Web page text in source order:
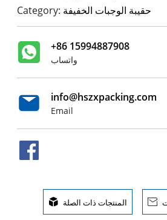
Category: حقيبة الوجبات الخفيفة
+86 15994887908
واتساب
info@hszxpacking.com
Email
 المنتجات ذات الصلة 